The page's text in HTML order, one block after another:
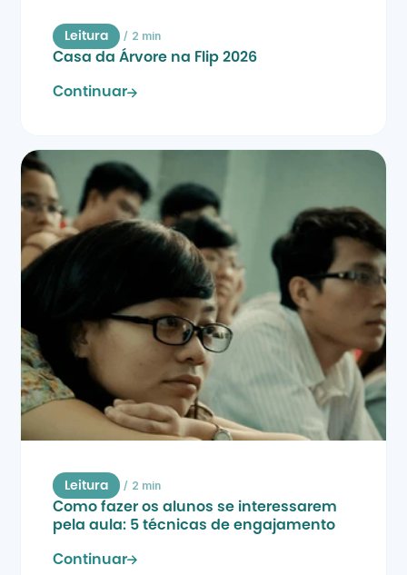
Leitura / 2 min
Casa da Árvore na Flip 2026
Continuar
Leitura / 2 min
Como fazer os alunos se interessarem
pela aula: 5 técnicas de engajamento
Continuar